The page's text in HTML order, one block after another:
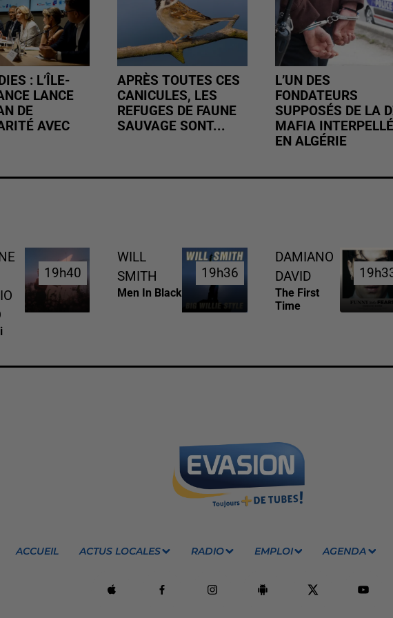
: L’ÎLE-
LANCE
DE
AVEC
APRÈS TOUTES CES
CANICULES, LES
REFUGES DE FAUNE
SAUVAGE SONT...
L’UN DES
FONDATEURS
SUPPOSÉS DE LA
MAFIA INTERPELLÉ
EN ALGÉRIE
19h40
19h40
WILL
SMITH
Men In Black
19h36
19h36
DAMIANO
DAVID
The First
Time
ACCUEIL ACTUS LOCALES RADIO EMPLOI AGENDA